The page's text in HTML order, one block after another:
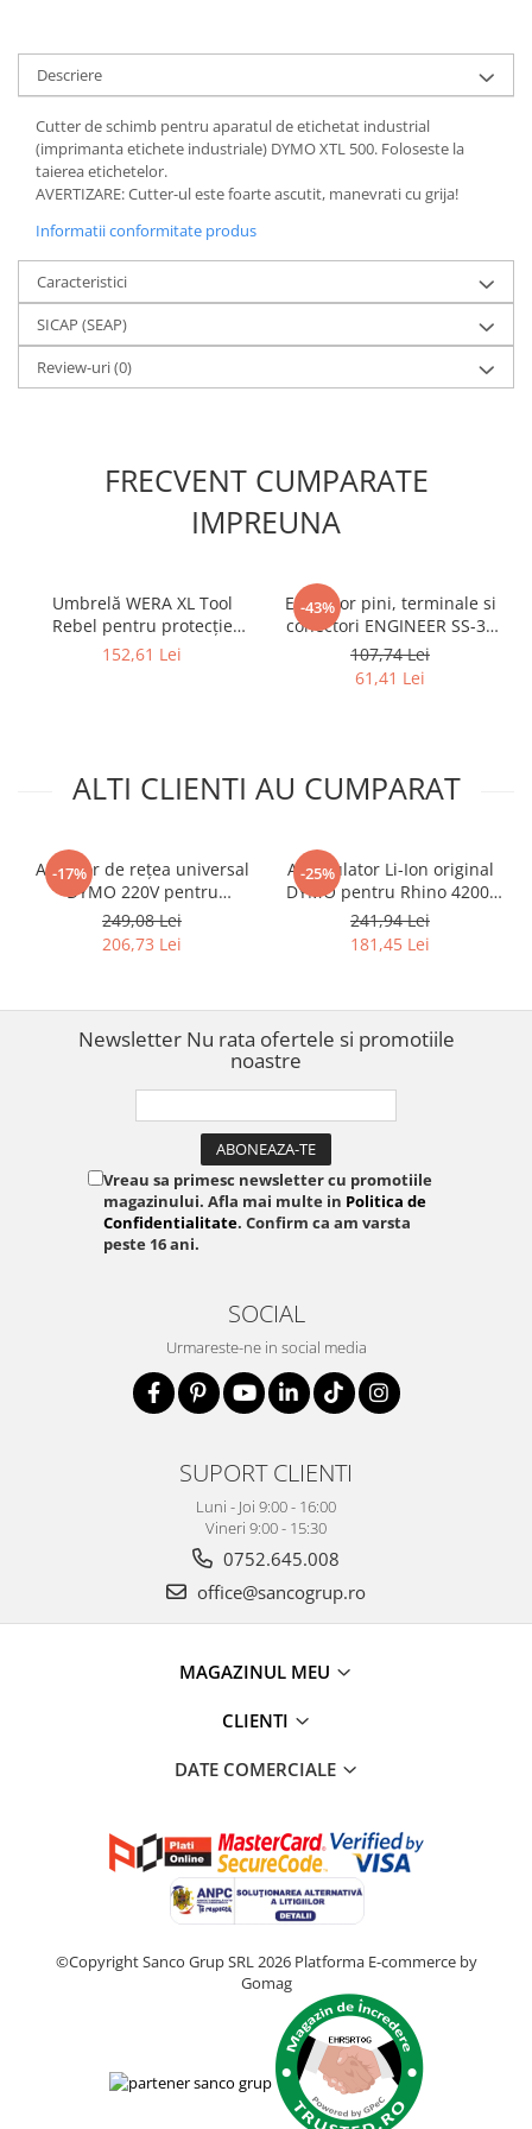
Descriere
Cutter de schimb pentru aparatul de etichetat industrial
(imprimanta etichete industriale) DYMO XTL 500. Foloseste la
taierea etichetelor.
AVERTIZARE: Cutter-ul este foarte ascutit, manevrati cu grija!
Informatii conformitate produs
Caracteristici
SICAP (SEAP)
Review-uri(0)
FRECVENT CUMPARATE
IMPREUNA
Umbrelă WERA XL Tool
Rebel pentru protecție
împotriva ploii și accesoriu
152,61 Lei
-43%
Extractor pini, terminale si
conectori ENGINEER SS-34
Ø2.7 mm pentru demontare
contacte electrice
107,74 Lei
61,41 Lei
ALTI CLIENTI AU CUMPARAT
-17%
Adaptor de rețea universal
DYMO 220V pentru
imprimante LabelManager,
Rhino și LetraTag cu priză
EU 40076
249,08 Lei
206,73 Lei
-25%
Acumulator Li-Ion original
DYMO pentru Rhino 4200,
Rhino 5200, LabelManager
260, 360D si 420P
241,94 Lei
181,45 Lei
Newsletter Nu rata ofertele si promotiile
noastre
Vreau sa primesc newsletter cu promotiile
magazinului. Afla mai multe in Politica de
Confidentialitate. Confirm ca am varsta
peste 16 ani.
SOCIAL
Urmareste-ne in social media
SUPORT CLIENTI
Luni - Joi 9:00 - 16:00
Vineri 9:00 - 15:30
0752.645.008
office@sancogrup.ro
MAGAZINUL MEU
CLIENTI
DATE COMERCIALE
©Copyright Sanco Grup SRL 2026 Platforma E-commerce by
Gomag